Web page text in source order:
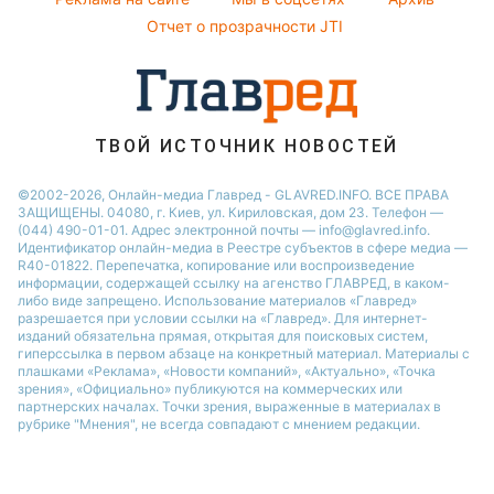
Новости Харькова
Максим Галкин
Виталий Козловский
Отчет о прозрачности JTI
ТВОЙ ИСТОЧНИК НОВОСТЕЙ
©2002-2026, Онлайн-медиа Главред - GLAVRED.INFO. ВСЕ ПРАВА
ЗАЩИЩЕНЫ. 04080, г. Киев, ул. Кириловская, дом 23. Телефон —
(044) 490-01-01. Адрес электронной почты — info@glavred.info.
Идентификатор онлайн-медиа в Реестре cубъектов в сфере медиа —
R40-01822. Перепечатка, копирование или воспроизведение
информации, содержащей ссылку на агенство ГЛАВРЕД, в каком-
либо виде запрещено. Использование материалов «Главред»
разрешается при условии ссылки на «Главред». Для интернет-
изданий обязательна прямая, открытая для поисковых систем,
гиперссылка в первом абзаце на конкретный материал. Материалы с
плашками «Реклама», «Новости компаний», «Актуально», «Точка
зрения», «Официально» публикуются на коммерческих или
партнерских началах. Точки зрения, выраженные в материалах в
рубрике "Мнения", не всегда совпадают с мнением редакции.